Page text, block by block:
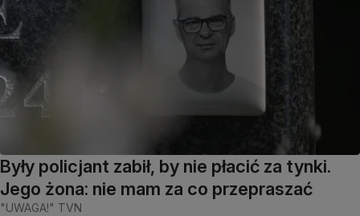
Były policjant zabił, by nie płacić za tynki.
Jego żona: nie mam za co przepraszać
"UWAGA!" TVN